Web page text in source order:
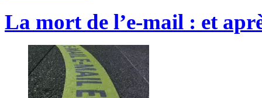
La mort de l’e-mail : et